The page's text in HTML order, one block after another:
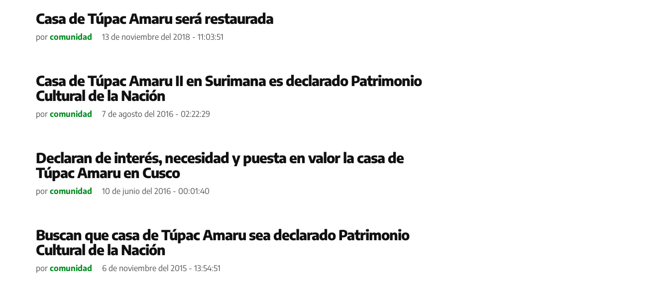
Casa de Túpac Amaru será restaurada
por comunidad 13 de noviembre del 2018 - 11:03:51
Casa de Túpac Amaru II en Surimana es declarado Patrimonio
Cultural de la Nación
por comunidad 7 de agosto del 2016 - 02:22:29
Declaran de interés, necesidad y puesta en valor la casa de
Túpac Amaru en Cusco
por comunidad 10 de junio del 2016 - 00:01:40
Buscan que casa de Túpac Amaru sea declarado Patrimonio
Cultural de la Nación
por comunidad 6 de noviembre del 2015 - 13:54:51